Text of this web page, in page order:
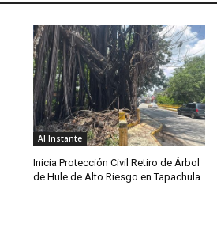
Al Instante
Inicia Protección Civil Retiro de Árbol
de Hule de Alto Riesgo en Tapachula.